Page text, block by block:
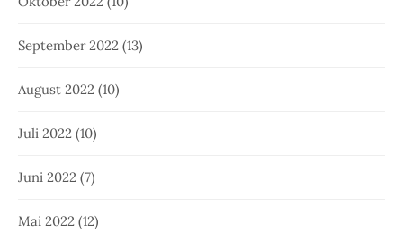
September 2022 (13)
August 2022 (10)
Juli 2022 (10)
Juni 2022 (7)
Mai 2022 (12)